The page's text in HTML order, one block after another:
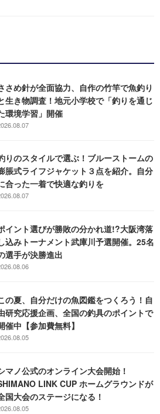
さめ針が全面協力、自作の竹竿で魚釣り
生き物調査！地元小学校で「釣りを通じ
環境学習」開催
りのスタイルで選ぶ！ブルーストームの
脹式ライフジャケット３点を紹介。自分
合った一着で快適な釣りを
イント選びが勝敗の分かれ道!?大阪湾落
込みトーナメント武庫川予選開催。25名
選手が決勝進出
の夏、自分だけの魚図鑑をつくろう！自
研究応援企画、全国の釣具のポイントで
催中【参加費無料】
マノ公式のオンライン大会開始！
LINK CUP ホームグラウンドが
国大会のステージになる！